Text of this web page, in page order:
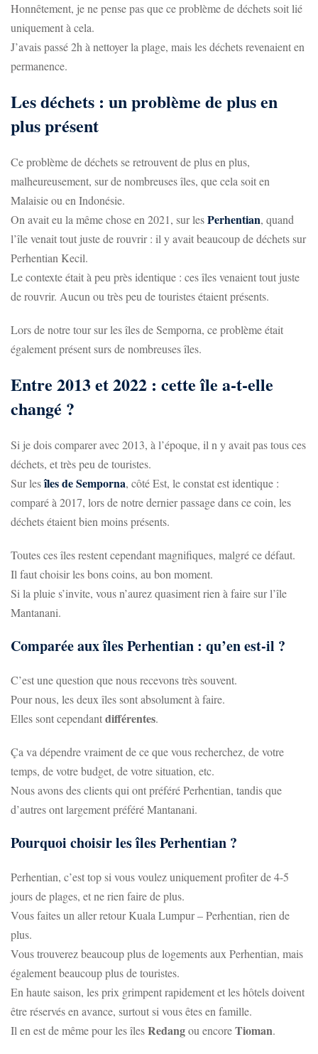
Honnêtement, je ne pense pas que ce problème de déchets soit lié
uniquement à cela.
J’avais passé 2h à nettoyer la plage, mais les déchets revenaient en
permanence.
Les déchets : un problème de plus en
plus présent
Ce problème de déchets se retrouvent de plus en plus,
malheureusement, sur de nombreuses îles, que cela soit en
Malaisie ou en Indonésie.
On avait eu la même chose en 2021, sur lesPerhentian, quand
l’île venait tout juste de rouvrir : il y avait beaucoup de déchets sur
Perhentian Kecil.
Le contexte était à peu près identique : ces îles venaient tout juste
de rouvrir. Aucun ou très peu de touristes étaient présents.
Lors de notre tour sur les îles de Semporna, ce problème était
également présent surs de nombreuses îles.
Entre 2013 et 2022 : cette île a-t-elle
changé ?
Si je dois comparer avec 2013, à l’époque, il n y avait pas tous ces
déchets, et très peu de touristes.
Sur lesîles de Semporna, côté Est, le constat est identique :
comparé à 2017, lors de notre dernier passage dans ce coin, les
déchets étaient bien moins présents.
Toutes ces îles restent cependant magnifiques, malgré ce défaut.
Il faut choisir les bons coins, au bon moment.
Si la pluie s’invite, vous n’aurez quasiment rien à faire sur l’île
Mantanani.
Comparée aux îles Perhentian : qu’en est-il ?
C’est une question que nous recevons très souvent.
Pour nous, les deux îles sont absolument à faire.
Elles sont cependantdifférentes.
Ça va dépendre vraiment de ce que vous recherchez, de votre
temps, de votre budget, de votre situation, etc.
Nous avons des clients qui ont préféré Perhentian, tandis que
d’autres ont largement préféré Mantanani.
Pourquoi choisir les îles Perhentian ?
Perhentian, c’est top si vous voulez uniquement profiter de 4-5
jours de plages, et ne rien faire de plus.
Vous faites un aller retour Kuala Lumpur – Perhentian, rien de
plus.
Vous trouverez beaucoup plus de logements aux Perhentian, mais
également beaucoup plus de touristes.
En haute saison, les prix grimpent rapidement et les hôtels doivent
être réservés en avance, surtout si vous êtes en famille.
Il en est de même pour les îlesRedangou encoreTioman.